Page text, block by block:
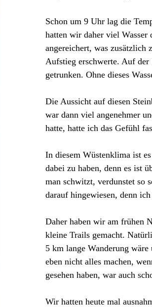
Schon um 9 Uhr lag die
hatten wir daher viel
angereichert, was zusätzlich
Aufstieg erschwerte. Auf der
getrunken. Ohne dieses
Die Aussicht auf diesen
war dann viel angenehmer
hatte, hatte ich das Gefühl
In diesem Wüstenklima ist
dabei zu haben, denn es ist
man schwitzt, verdunstet so
darauf hingewiesen, denn
Daher haben wir am frühen
kleine Trails gemacht.
5 km lange Wanderung
eben nicht alles machen,
gesehen haben, war auch
Wir hatten heute mal